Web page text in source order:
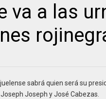
va a las
sabrá quien será su
Joseph y José Cabezas.